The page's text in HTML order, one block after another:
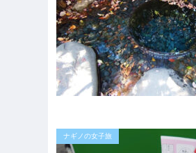
ナギノの女子旅